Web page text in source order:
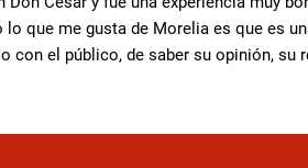
que me gusta de Morelia es que es
con el público, de saber su opinión, su